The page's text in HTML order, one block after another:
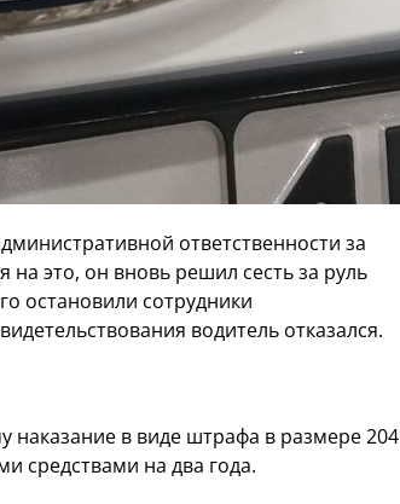
ответственности за
это, он вновь решил сесть за руль
остановили сотрудники
водитель отказался.
наказание в виде штрафа в размере 204
средствами на два года.